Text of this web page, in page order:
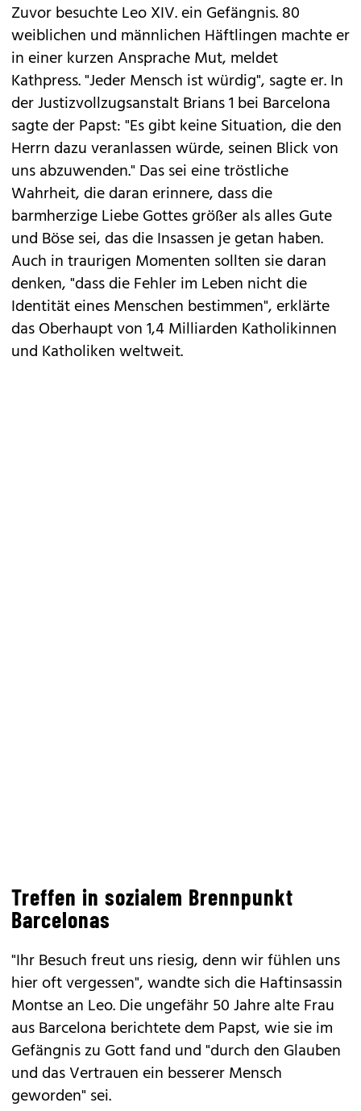
Zuvor besuchte Leo XIV. ein Gefängnis. 80
weiblichen und männlichen Häftlingen machte er
in einer kurzen Ansprache Mut, meldet
Kathpress. "Jeder Mensch ist würdig", sagte er. In
der Justizvollzugsanstalt Brians 1 bei Barcelona
sagte der Papst: "Es gibt keine Situation, die den
Herrn dazu veranlassen würde, seinen Blick von
uns abzuwenden." Das sei eine tröstliche
Wahrheit, die daran erinnere, dass die
barmherzige Liebe Gottes größer als alles Gute
und Böse sei, das die Insassen je getan haben.
Auch in traurigen Momenten sollten sie daran
denken, "dass die Fehler im Leben nicht die
Identität eines Menschen bestimmen", erklärte
das Oberhaupt von 1,4 Milliarden Katholikinnen
und Katholiken weltweit.
Treffen in sozialem Brennpunkt
Barcelonas
"Ihr Besuch freut uns riesig, denn wir fühlen uns
hier oft vergessen", wandte sich die Haftinsassin
Montse an Leo. Die ungefähr 50 Jahre alte Frau
aus Barcelona berichtete dem Papst, wie sie im
Gefängnis zu Gott fand und "durch den Glauben
und das Vertrauen ein besserer Mensch
geworden" sei.